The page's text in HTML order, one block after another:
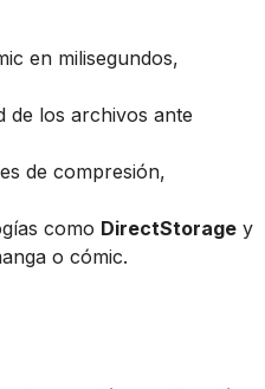
en milisegundos,
de los archivos ante
de compresión,
como DirectStorage y
o cómic.